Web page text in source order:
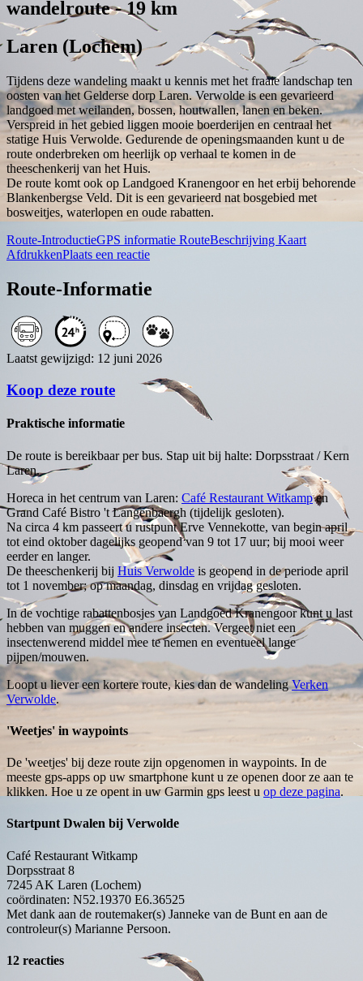
wandelroute - 19 km
Laren (Lochem)
Tijdens deze wandeling maakt u kennis met het fraaie landschap ten
oosten van het Gelderse dorp Laren. Verwolde is een gevarieerd
landgoed met weilanden, bossen, houtwallen, lanen en beken.
Verspreid in het gebied liggen mooie boerderijen en centraal het
statige Huis Verwolde. Gedurende de openingsmaanden kunt u de
route onderbreken om heerlijk op verhaal te komen in de
theeschenkerij van het Huis.
De route komt ook op Landgoed Kranengoor en het erbij behorende
Blankenbergse Veld. Dit is een gevarieerd nat bosgebied met
bosweitjes, waterlopen en oude rabatten.
Route-IntroductieGPS informatie RouteBeschrijving Kaart
AfdrukkenPlaats een reactie
Route-Informatie
Laatst gewijzigd: 12 juni 2026
Koop deze route
Praktische informatie
De route is bereikbaar per bus. Stap uit bij halte: Dorpsstraat / Kern
Laren.
Horeca in het centrum van Laren: Café Restaurant Witkampen
Grand Café Bistro 't Langenbaergh (tijdelijk gesloten).
Na circa 4 km passeert u rustpunt Erve Vennekotte, van begin april
tot eind oktober dagelijks geopend van 9 tot 17 uur; bij mooi weer
eerder en langer.
De theeschenkerij bij Huis Verwolde is geopend in de periode april
tot 1 november; op maandag, dinsdag en vrijdag gesloten.
In de vochtige rabattenbosjes van Landgoed Kranengoor kunt u last
hebben van muggen en andere insecten. Vergeet niet een
insectenwerend middel mee te nemen en eventueel lange
pijpen/mouwen.
Loopt u liever een kortere route, kies dan de wandelingVerken
Verwolde.
'Weetjes' in waypoints
De 'weetjes' bij deze route zijn opgenomen in waypoints. In de
meeste gps-apps op uw smartphone kunt u ze openen door ze aan te
klikken. Hoe u ze opent in uw Garmin gps leest u op deze pagina.
Startpunt Dwalen bij Verwolde
Café Restaurant Witkamp
Dorpsstraat 8
7245 AK Laren (Lochem)
coördinaten: N52.19370 E6.36525
Met dank aan de routemaker(s) Janneke van de Bunt en aan de
controleur(s) Marianne Persoon.
12 reacties